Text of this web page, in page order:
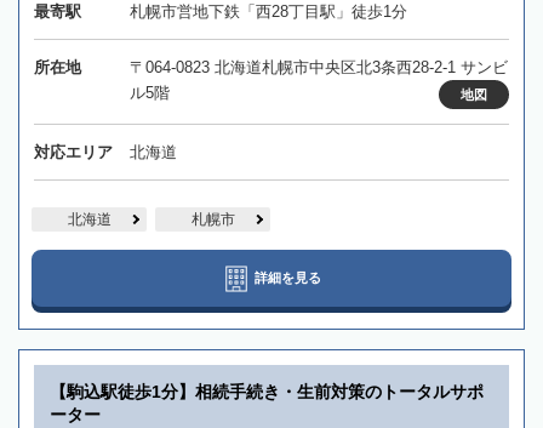
最寄駅 札幌市営地下鉄「西28丁目駅」徒歩1分
所在地
〒064-0823 北海道札幌市中央区北3条西28-2-1 サンビ
ル5階
地図
対応エリア 北海道
北海道 札幌市
詳細を見る
【駒込駅徒歩1分】相続手続き・生前対策のトータルサポ
ーター